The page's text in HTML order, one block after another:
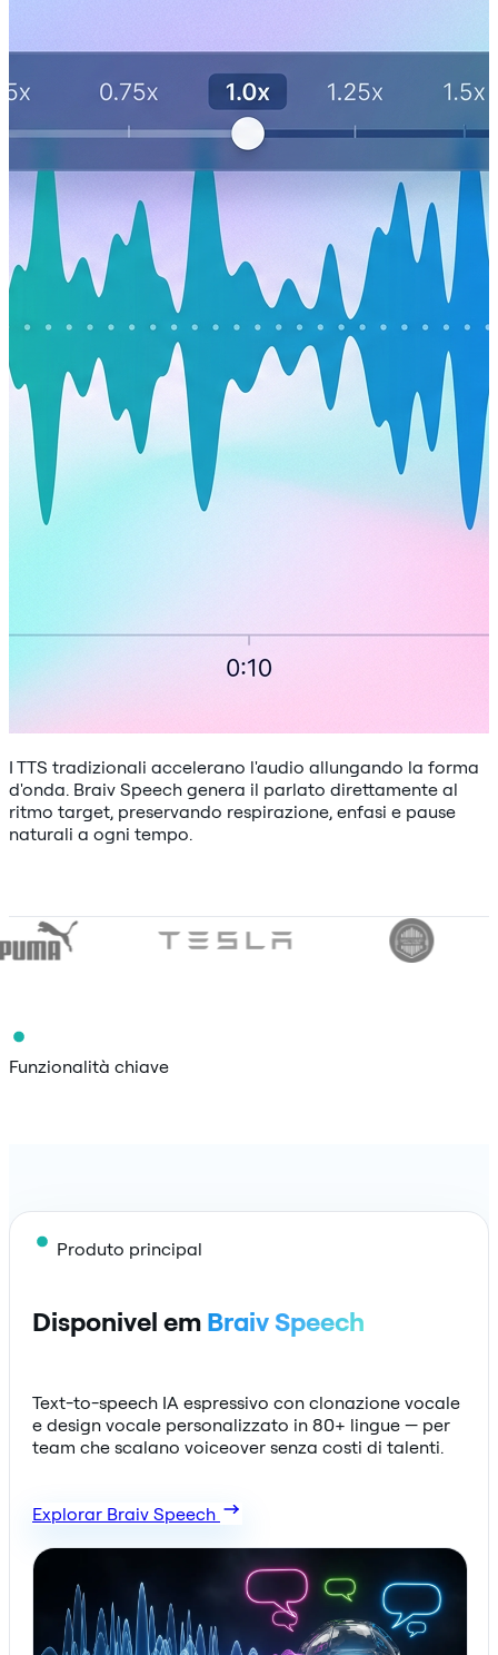
I TTS tradizionali accelerano l'audio allungando la forma
d'onda. Braiv Speech genera il parlato direttamente al
ritmo target, preservando respirazione, enfasi e pause
naturali a ogni tempo.
Funzionalità chiave
Produto principal
Disponivel em Braiv Speech
Text-to-speech IA espressivo con clonazione vocale
e design vocale personalizzato in 80+ lingue — per
team che scalano voiceover senza costi di talenti.
Explorar Braiv Speech